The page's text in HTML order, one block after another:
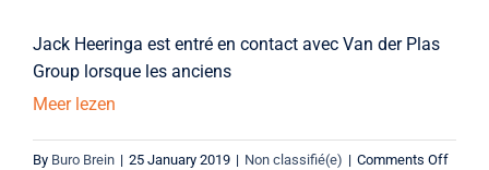
Jack Heeringa est entré en contact avec Van der Plas
Group lorsque les anciens
Meer lezen
By Buro Brein | 25 January 2019 | Non classifié(e) | Comments Offon